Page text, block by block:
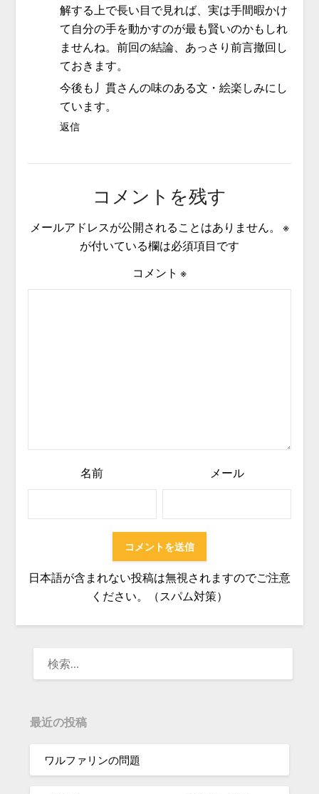
解する上で長い目で見れば、実は手間暇かけ
て自分の手を動かすのが最も賢いのかもしれ
ませんね。前回の結論、あっさり前言撤回し
ておきます。
今後も丿貫さんの味のある文・絵楽しみにし
ています。
返信
コメントを残す
メールアドレスが公開されることはありません。
※
が付いている欄は必須項目です
コメント ※
名前 メール
日本語が含まれない投稿は無視されますのでご注意
ください。（スパム対策）
最近の投稿
ワルファリンの問題